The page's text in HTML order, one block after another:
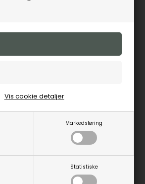
Markedsføring
Statistiske
Vis cookie detaljer